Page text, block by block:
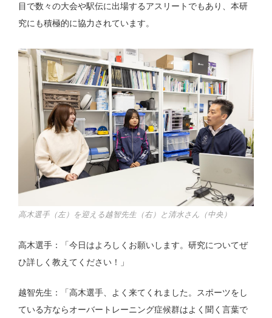
目で数々の大会や駅伝に出場するアスリートでもあり、本研
究にも積極的に協力されています。
高木選手（左）を迎える越智先生（右）と清水さん（中央）
高木選手：「今日はよろしくお願いします。研究についてぜ
ひ詳しく教えてください！」
越智先生：「高木選手、よく来てくれました。スポーツをし
ている方ならオーバートレーニング症候群はよく聞く言葉で